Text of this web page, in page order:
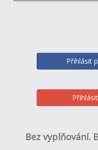
Přihlásit
Bez vyplňování.